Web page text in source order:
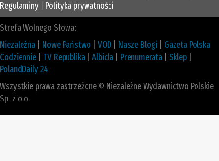
Regulaminy
Polityka prywatności
Strefa Wolnego Słowa:
Niezależna
Nowe Państwo VOD Nasze Blogi
Gazeta Polska
Codziennie
TV Republika Albicla Prenumerata Sklep
PolandDaily 24
Wszystkie prawa zastrzeżone © Niezależne Wydawnictwo Polskie
Sp. z o.o.